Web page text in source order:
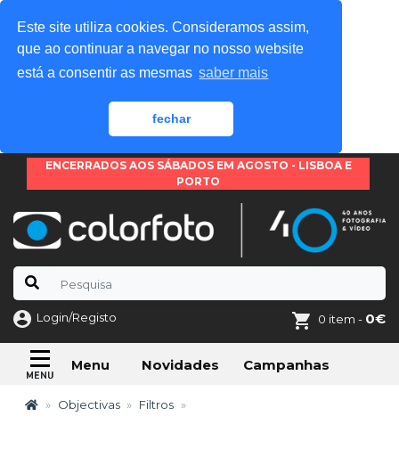
Este site utiliza cookies. Consideramos assim,
que ao continuar a navegar no nosso website
está a consentir as mesmas saber mais
fechar
ENCERRADOS AOS SÁBADOS EM AGOSTO - LISBOA E
PORTO
Login/Registo 0 item - 0€
Menu Novidades Campanhas
Objectivas Filtros